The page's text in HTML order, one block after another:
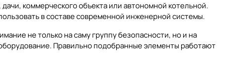
коммерческого объекта или автономной котельной.
в составе современной инженерной системы.
не только на саму группу безопасности, но и на
. Правильно подобранные элементы работают